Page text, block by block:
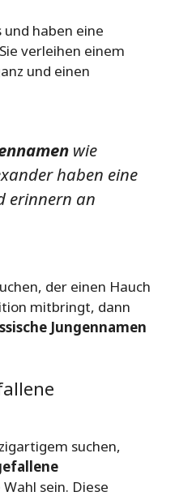
und haben eine
verleihen einem
und einen
wie
haben eine
erinnern an
der einen Hauch
mitbringt, dann
Jungennamen
suchen,
sein. Diese